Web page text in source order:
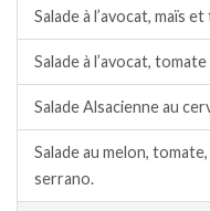
Salade à l’avocat, maïs
Salade à l’avocat,
Salade Alsacienne au
Salade au melon,
serrano.